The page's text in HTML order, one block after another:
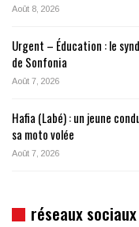
Août 8, 2026
Urgent – Éducation : le
de Sonfonia
Août 7, 2026
Hafia (Labé) : un jeune
sa moto volée
Août 7, 2026
réseaux sociaux